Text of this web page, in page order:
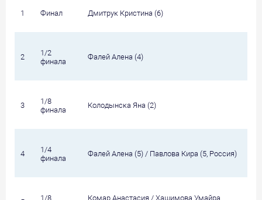
1 Финал Дмитрук Кристина (6)
2
1/2
финала
Фалей Алена (4)
3
1/8
финала
Колодынска Яна (2)
4
1/4
финала
Фалей Алена (5) / Павлова Кира (5, Россия)
1/8
Комар Анастасия / Хашимова Умайра